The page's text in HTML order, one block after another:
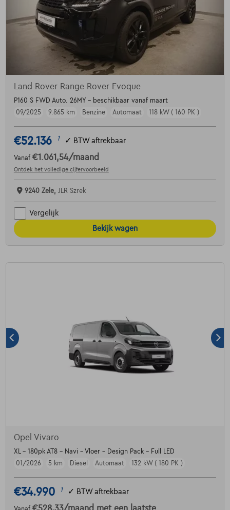
Land Rover Range Rover Evoque
P160 S FWD Auto. 26MY - beschikbaar vanaf maart
09/2025
9.865 km Benzine Automaat 118 kW ( 160 PK )
€52.136 1 ✓ BTW aftrekbaar
Vanaf €1.061,54/maand
Ontdek het volledige cijfervoorbeeld
9240 Zele, JLR Szrek
Vergelijk
Bekijk wagen
Opel Vivaro
XL - 180pk AT8 - Navi - Vloer - Design Pack - Full LED
01/2026
5 km Diesel Automaat 132 kW ( 180 PK )
€34.990 1 ✓ BTW aftrekbaar